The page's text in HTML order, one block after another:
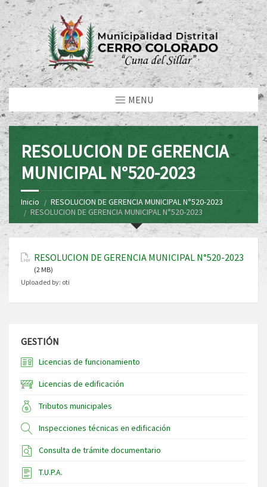
MENU
RESOLUCION DE GERENCIA
MUNICIPAL N°520-2023
Inicio
RESOLUCION DE GERENCIA MUNICIPAL N°520-2023
RESOLUCION DE GERENCIA MUNICIPAL N°520-2023
RESOLUCION DE GERENCIA MUNICIPAL N°520-2023
(2 MB)
Uploaded by: oti
GESTIÓN
Licencias de funcionamiento
Licencias de edificación
Tributos municipales
Inspecciones técnicas en edificación
Consulta de trámite documentario
T.U.P.A.